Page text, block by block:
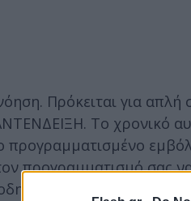
Πρόκειται για
Το χρονικό
προγραμματισμό σας
που έχει βγάλει